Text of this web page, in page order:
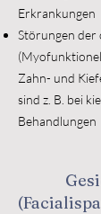
Erkrankungen
Störungen der
Zahn- und
sind z. B. bei
Behandlungen